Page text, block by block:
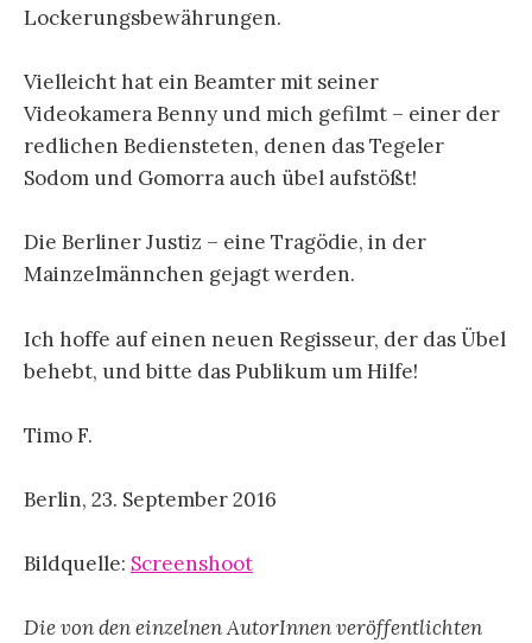
Lockerungsbewährungen.
Vielleicht hat ein Beamter mit seiner
Videokamera Benny und mich gefilmt – einer der
redlichen Bediensteten, denen das Tegeler
Sodom und Gomorra auch übel aufstößt!
Die Berliner Justiz – eine Tragödie, in der
Mainzelmännchen gejagt werden.
Ich hoffe auf einen neuen Regisseur, der das Übel
behebt, und bitte das Publikum um Hilfe!
Timo F.
Berlin, 23. September 2016
Bildquelle: Screenshoot
Die von den einzelnen AutorInnen veröffentlichten